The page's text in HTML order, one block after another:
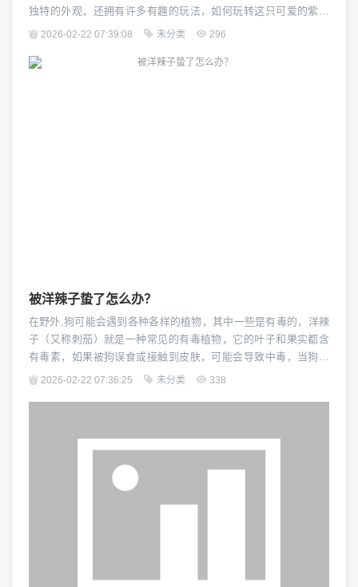
独特的外观，还拥有许多有趣的玩法，如何玩转这只可爱的紫狗
呢？就让我们一起来学习吧！ 让我们了解一下紫狗的基本属性，
智力等级为10，这意味着它能够快速地理解和执行命令，紫狗还
2026-02-22 07:39:08 未分类 296
被洋辣子蛰了怎么办？
在野外,狗可能会遇到各种各样的植物，其中一些是有毒的，洋辣
子（又称刺茄）就是一种常见的有毒植物，它的叶子和果实都含
有毒素，如果被狗误食或接触到皮肤，可能会导致中毒，当狗被
洋辣子蛰了时，主人需要采取正确的措施来处理这种情况。（图
2026-02-22 07:36:25 未分类 338